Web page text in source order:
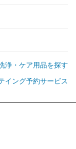
浄・ケア用品を探す
イング予約サービス